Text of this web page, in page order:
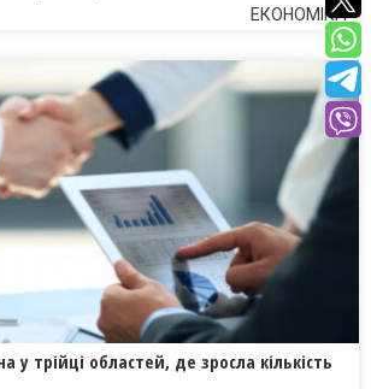
ЕКОНОМІКА
у трійці областей, де зросла кількість